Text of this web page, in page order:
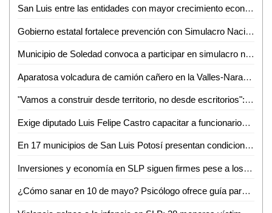
San Luis entre las entidades con mayor crecimiento económico
Gobierno estatal fortalece prevención con Simulacro Nacional
Municipio de Soledad convoca a participar en simulacro nacional este 6 de mayo
Aparatosa volcadura de camión cañero en la Valles-Naranjo; afortunadamente nadie salió herido
"Vamos a construir desde territorio, no desde escritorios": Morena rumbo al 2027
Exige diputado Luis Felipe Castro capacitar a funcionarios tras muerte de un perrito en Valles
En 17 municipios de San Luis Potosí presentan condiciones anormalmente secas
Inversiones y economía en SLP siguen firmes pese a los hechos en Sinaloa
¿Cómo sanar en 10 de mayo? Psicólogo ofrece guía para sobrellevar el duelo ante ausencia materna